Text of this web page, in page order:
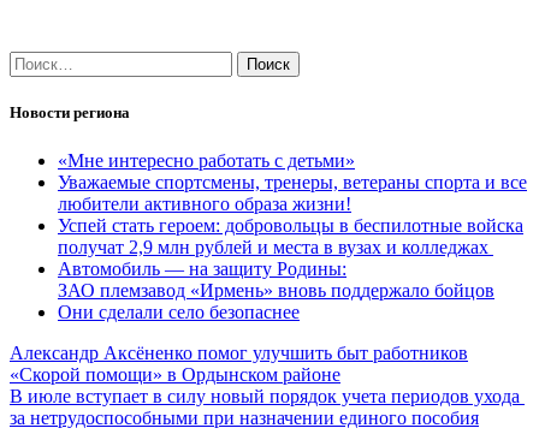
Найти:
Новости региона
«Мне интересно работать с детьми»
Уважаемые спортсмены, тренеры, ветераны спорта и все
любители активного образа жизни!
Успей стать героем: добровольцы в беспилотные войска
получат 2,9 млн рублей и места в вузах и колледжах
Автомобиль — на защиту Родины:
ЗАО племзавод «Ирмень» вновь поддержало бойцов
Они сделали село безопаснее
Навигация
по
записям
Александр Аксёненко помог улучшить быт работников
«Скорой помощи» в Ордынском районе
В июле вступает в силу новый порядок учета периодов ухода
за нетрудоспособными при назначении единого пособия